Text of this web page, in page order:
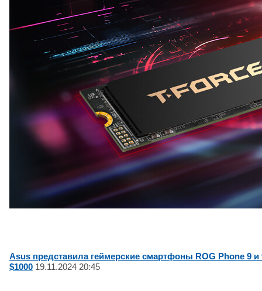
Asus представила геймерские смартфоны ROG Phone 9
$1000 19.11.2024 20:45